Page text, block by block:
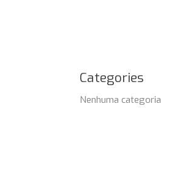
Categories
Nenhuma categoria